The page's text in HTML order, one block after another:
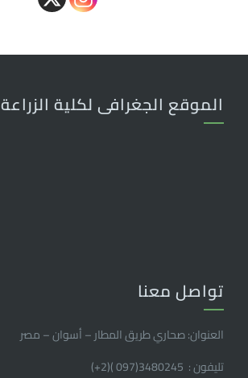
الموقع الجغرافى لكلية الزراعة
تواصل معنا
العنوان: صحاري طريق المطار – أسوان – مصر
تليفون : 3480245(097 )(2
+
)